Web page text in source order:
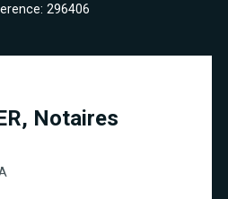
296406
Notaires